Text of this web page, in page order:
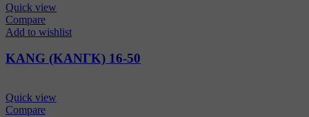
Quick view
Compare
Add to wishlist
KANG (ΚΑΝΓΚ) 16-50
Quick view
Compare